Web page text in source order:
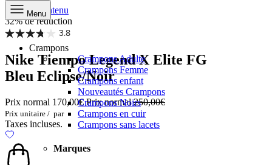
Aller au contenu
Menu
Crampons
Crampons Adulte
Crampons Femme
Crampons enfant
Nouveautés Crampons
Crampons Noirs
Crampons en cuir
Crampons sans lacets
Marques
32% de réduction
3.8
Nike Tiempo Legend X Elite FG
Bleu Eclipse/Noir
Prix normal 170,00€Prix normal 250,00€
Prix unitaire / par
Taxes incluses.